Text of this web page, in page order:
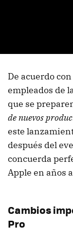
De acuerdo
empleados de
que se
de nuevos
este
después del
concuerda
Apple en años
Cambios
Pro